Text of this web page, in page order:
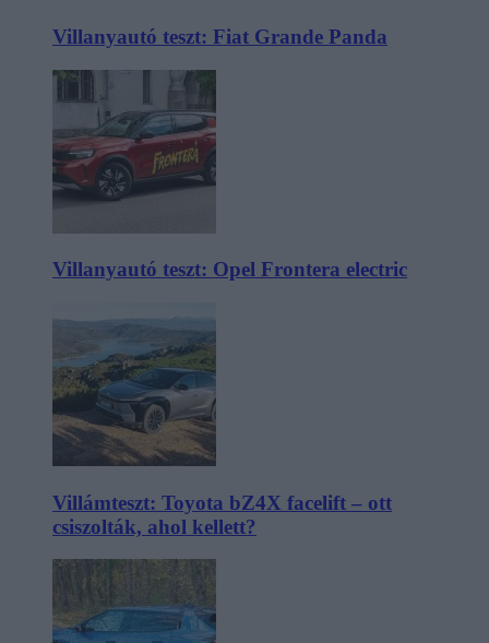
Villanyautó teszt: Fiat Grande Panda
Villanyautó teszt: Opel Frontera electric
Villámteszt: Toyota bZ4X facelift – ott
csiszolták, ahol kellett?